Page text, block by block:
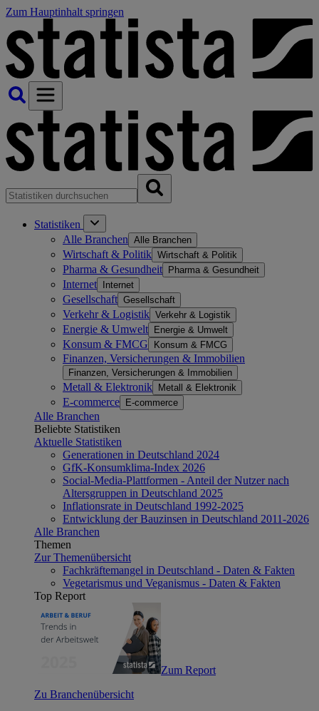
Zum Hauptinhalt springen
Statistiken
Alle Branchen Alle Branchen
Wirtschaft & Politik Wirtschaft & Politik
Pharma & Gesundheit Pharma & Gesundheit
Internet Internet
Gesellschaft Gesellschaft
Verkehr & Logistik Verkehr & Logistik
Energie & Umwelt Energie & Umwelt
Konsum & FMCG Konsum & FMCG
Finanzen, Versicherungen & Immobilien
Finanzen, Versicherungen & Immobilien
Metall & Elektronik Metall & Elektronik
E-commerce E-commerce
Alle Branchen
Beliebte Statistiken
Aktuelle Statistiken
Generationen in Deutschland 2024
GfK-Konsumklima-Index 2026
Social-Media-Plattformen - Anteil der Nutzer nach
Altersgruppen in Deutschland 2025
Inflationsrate in Deutschland 1992-2025
Entwicklung der Bauzinsen in Deutschland 2011-2026
Alle Branchen
Themen
Zur Themenübersicht
Fachkräftemangel in Deutschland - Daten & Fakten
Vegetarismus und Veganismus - Daten & Fakten
Top Report
Zum Report
Zu Branchenübersicht